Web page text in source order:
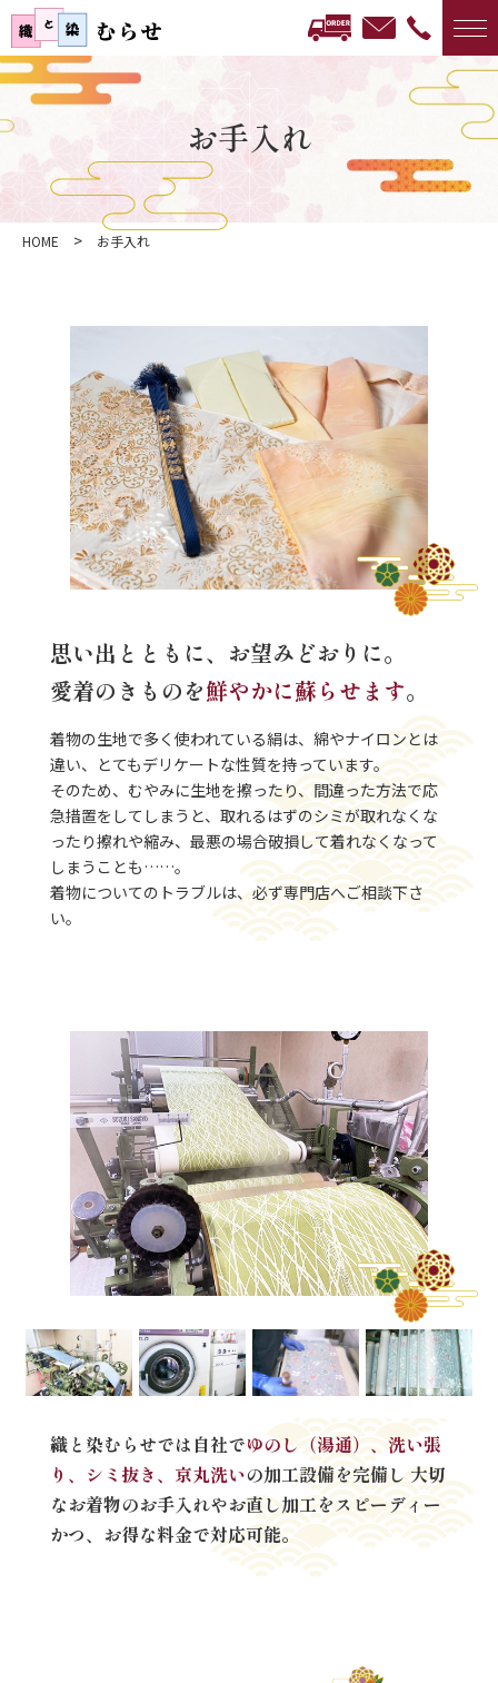
お手入れ
HOME > お手入れ
思い出とともに、お望みどおりに。
愛着のきものを鮮やかに蘇らせます。
着物の生地で多く使われている絹は、綿やナイロンとは
違い、とてもデリケートな性質を持っています。
そのため、むやみに生地を擦ったり、間違った方法で応
急措置をしてしまうと、取れるはずのシミが取れなくな
ったり擦れや縮み、最悪の場合破損して着れなくなって
しまうことも……。
着物についてのトラブルは、必ず専門店へご相談下さ
い。
織と染むらせでは自社でゆのし（湯通）、洗い張
り、シミ抜き、京丸洗いの加工設備を完備し 大切
なお着物のお手入れやお直し加工をスピーディー
かつ、お得な料金で対応可能。